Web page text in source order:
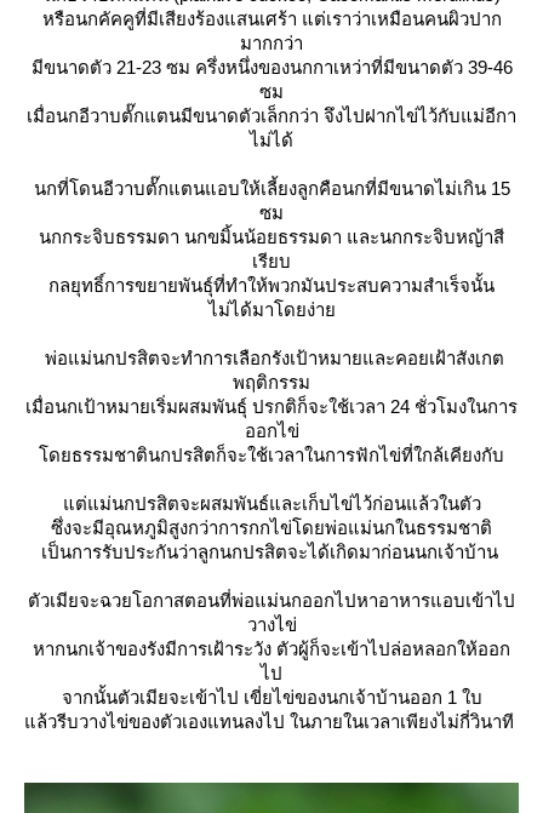
หรือนกคัคคูที่มีเสียงร้องแสนเศร้า แต่เราว่าเหมือนคนผิวปาก
มากกว่า
มีขนาดตัว 21-23 ซม ครึ่งหนึ่งของนกกาเหว่าที่มีขนาดตัว 39-46
ซม
เมื่อนกอีวาบตั๊กแตนมีขนาดตัวเล็กกว่า จึงไปฝากไข่ไว้กับแม่อีกา
ไม่ได้
นกที่โดนอีวาบตั๊กแตนแอบให้เลี้ยงลูกคือนกที่มีขนาดไม่เกิน 15
ซม
นกกระจิบธรรมดา นกขมิ้นน้อยธรรมดา และนกกระจิบหญ้าสี
เรียบ
กลยุทธิ์การขยายพันธุ์ที่ทำให้พวกมันประสบความสำเร็จนั้น
ไม่ได้มาโดยง่า
พ่อแม่นกปรสิตจะทำการเลือกรังเป้าหมายและคอยเฝ้าสังเกต
พฤติกรรม
เมื่อนกเป้าหมายเริ่มผสมพันธ์ุ ปรกติก็จะใช้เวลา 24 ชั่วโมงในการ
ออกไข่
ดยธรรมชาตินกปรสิตก็จะใช้เวลาในการฟักไข่ที่ใกล้เคียงกับ
ต่แม่นกปรสิตจะผสมพันธ์และเก็บไข่ไว้ก่อนแล้วในตัว
ซึ่งจะมีอุณหภูมิสูงกว่าการกกไข่โดยพ่อแม่นกในธรรมชาติ
เป็นการรับประกันว่าลูกนกปรสิตจะได้เกิดมาก่อนนกเจ้าบ้าน
ตัวเมียจะฉวยโอกาสตอนที่พ่อแม่นกออกไปหาอาหารแอบเข้าไป
วางไข่
หากนกเจ้าของรังมีการเฝ้าระวัง ตัวผู้ก็จะเข้าไปล่อหลอกให้ออก
ไป
จากนั้นตัวเมียจะเข้าไป เขี่ยไข่ของนกเจ้าบ้านออก 1 ใบ
ล้วรีบวางไข่ของตัวเองแทนลงไป ในภายในเวลาเพียงไม่กี่วินาที